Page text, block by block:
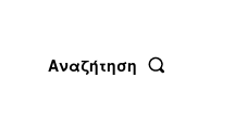
Αναζήτηση